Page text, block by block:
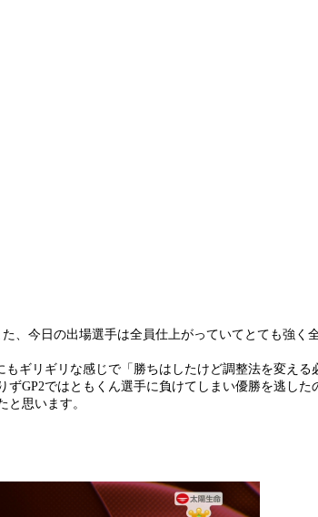
、今日の出場選手は全員仕上がっていてとても強く
ギリギリな感じで「勝ちはしたけど調整法を変え
GP2ではともくん選手に負けてしまい優勝を逃した
と思います。